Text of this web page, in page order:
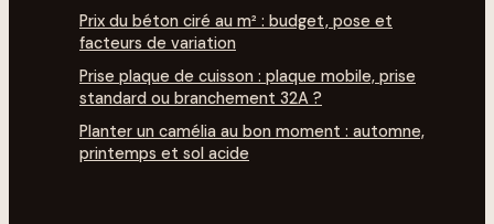
Prix du béton ciré au m² : budget, pose et
facteurs de variation
Prise plaque de cuisson : plaque mobile, prise
standard ou branchement 32A ?
Planter un camélia au bon moment : automne,
printemps et sol acide